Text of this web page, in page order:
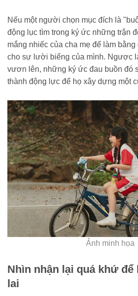
Nếu một người chọn mục đích là
động lục tìm trong ký ức những trận
mắng nhiếc của cha mẹ để làm
cho sự lười biếng của mình. Ngược
vươn lên, những ký ức đau buồn đó
thành động lực để họ xây dựng một
Ảnh minh họa
Nhìn nhận lại quá khứ
lai